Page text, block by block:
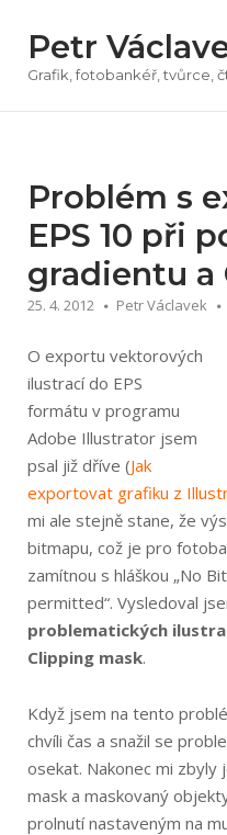
obsah
Petr
Grafik, fotobankéř, tvůrce,
Problém s
EPS 10 při
gradientu a
25. 4. 2012 Petr Václavek
O exportu vektorových
ilustrací do EPS
formátu v programu
Adobe Illustrator jsem
psal již dříve (Jak
exportovat grafiku z
mi ale stejně stane, že
bitmapu, což je pro
zamítnou s hláškou „No
permitted“. Vysledoval
problematických
Clipping mask.
Když jsem na tento
chvíli čas a snažil se
osekat. Nakonec mi zbyly
mask a maskovaný
prolnutí nastaveným na